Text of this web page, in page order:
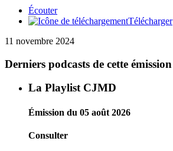
Écouter
Télécharger
11 novembre 2024
Derniers podcasts de cette émission
La Playlist CJMD
Émission du 05 août 2026
Consulter